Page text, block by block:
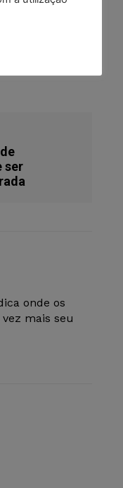
ser
onde os
mais seu